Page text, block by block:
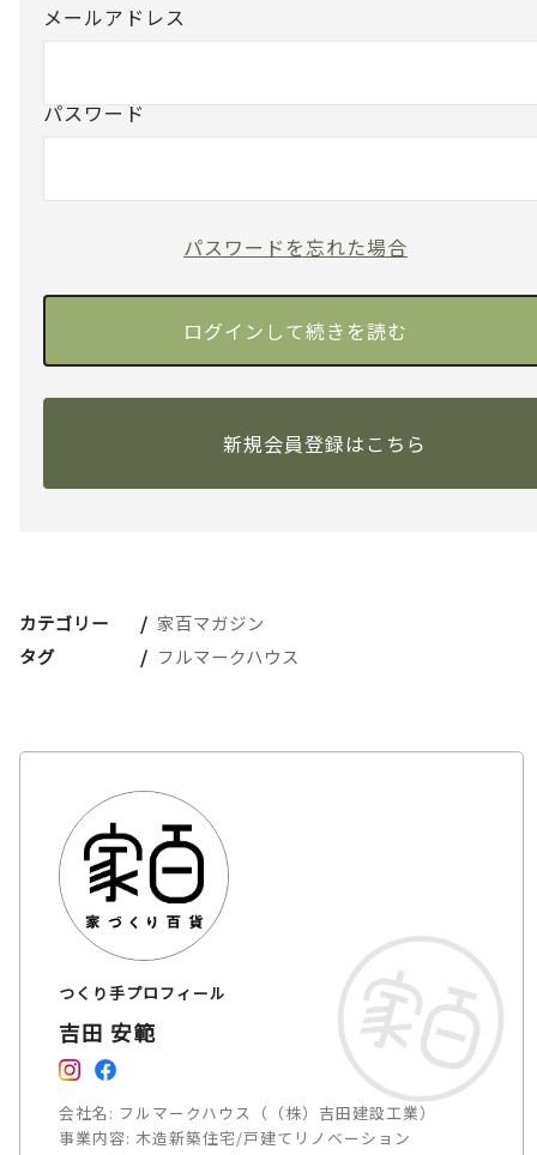
メールアドレス
パスワード
パスワードを忘れた場合
新規会員登録はこちら
カテゴリー
家百マガジン
タグ
フルマークハウス
つくり手プロフィール
吉田 安範
会社名: フルマークハウス（（株）吉田建設工業）
事業内容: 木造新築住宅/戸建てリノベーション